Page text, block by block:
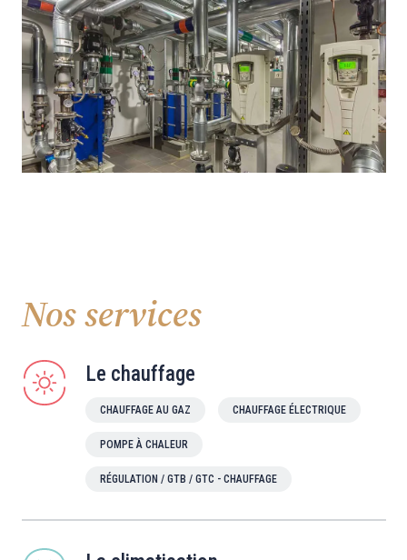
Nos services
Le chauffage
CHAUFFAGE AU GAZ CHAUFFAGE ÉLECTRIQUE
POMPE À CHALEUR
RÉGULATION / GTB / GTC - CHAUFFAGE